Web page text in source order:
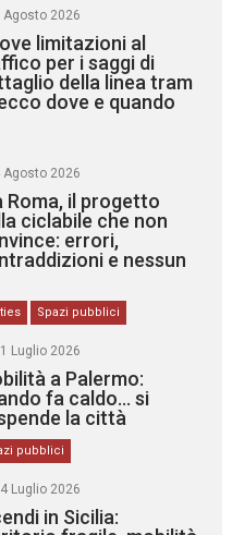
Agosto 2026
limitazioni al
per i saggi di
della linea tram
dove e quando
Agosto 2026
Roma, il progetto
ciclabile che non
errori,
e nessun
Spazi pubblici
Luglio 2026
a Palermo:
fa caldo… si
la città
pubblici
Luglio 2026
in Sicilia: